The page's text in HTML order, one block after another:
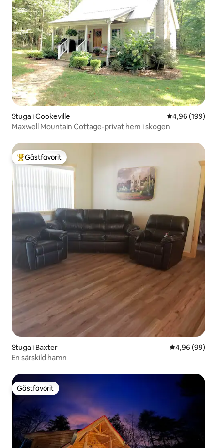
Stuga i Cookeville 4,96 av 5 i
4,96 (199)
Maxwell Mountain Cottage-privat hem i skogen
Populär gästfavorit
Gästfavorit
Stuga i Baxter 4,96 av 5 i
4,96 (99)
En särskild hamn
Gästfavorit
Gästfavorit